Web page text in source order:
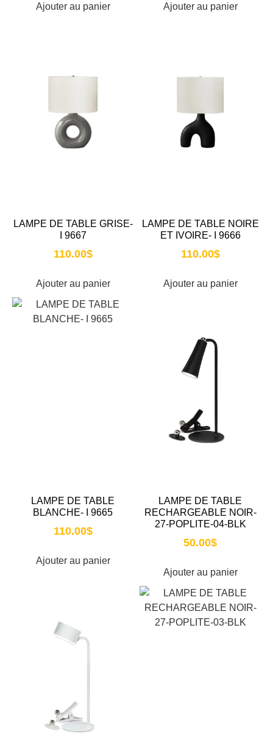
Ajouter au panier Ajouter au panier
LAMPE DE TABLE GRISE-
I 9667
110.00$
Ajouter au panier
LAMPE DE TABLE NOIRE
ET IVOIRE- I 9666
110.00$
Ajouter au panier
LAMPE DE TABLE
BLANCHE- I 9665
110.00$
Ajouter au panier
LAMPE DE TABLE
RECHARGEABLE NOIR-
27-POPLITE-04-BLK
50.00$
Ajouter au panier